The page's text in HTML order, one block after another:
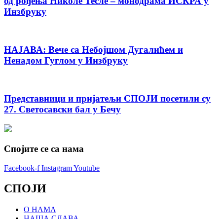
Инзбруку
НАЈАВА: Вече са Небојшом Дугалићем и
Ненадом Гуглом у Инзбруку
Представници и пријатељи СПОЈИ посетили су
27. Светосавски бал у Бечу
Спојите се са нама
Facebook-f InstagramYoutube
СПОЈИ
О НАМА